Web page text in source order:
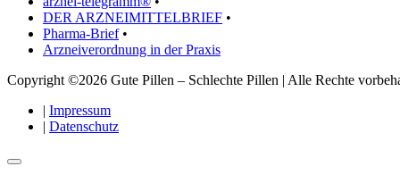
DER ARZNEIMITTELBRIEF •
Pharma-Brief•
Arzneiverordnung in der Praxis
Copyright ©2026 Gute Pillen – Schlechte Pillen | Alle Rechte
| Impressum
| Datenschutz